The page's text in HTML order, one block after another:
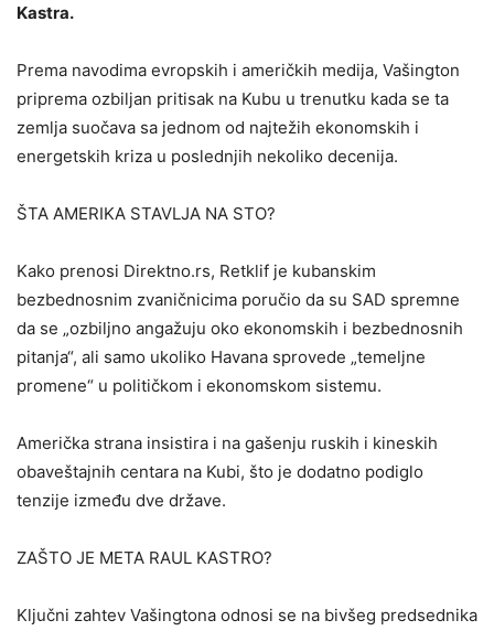
Kastra.
Prema navodima evropskih i američkih medija, Vašington
priprema ozbiljan pritisak na Kubu u trenutku kada se ta
zemlja suočava sa jednom od najtežih ekonomskih i
energetskih kriza u poslednjih nekoliko decenija.
ŠTA AMERIKA STAVLJA NA STO?
Kako prenosi Direktno.rs, Retklif je kubanskim
bezbednosnim zvaničnicima poručio da su SAD spremne
da se „ozbiljno angažuju oko ekonomskih i bezbednosnih
pitanja“, ali samo ukoliko Havana sprovede „temeljne
promene“ u političkom i ekonomskom sistemu.
Američka strana insistira i na gašenju ruskih i kineskih
obaveštajnih centara na Kubi, što je dodatno podiglo
tenzije između dve države.
ZAŠTO JE META RAUL KASTRO?
Ključni zahtev Vašingtona odnosi se na bivšeg predsednika